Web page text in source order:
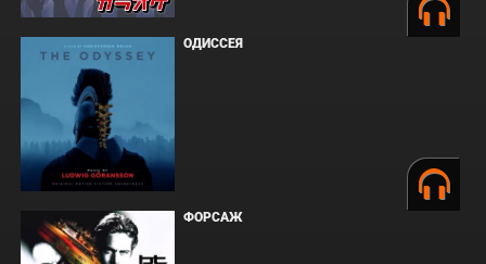
ОДИССЕЯ
ФОРСАЖ